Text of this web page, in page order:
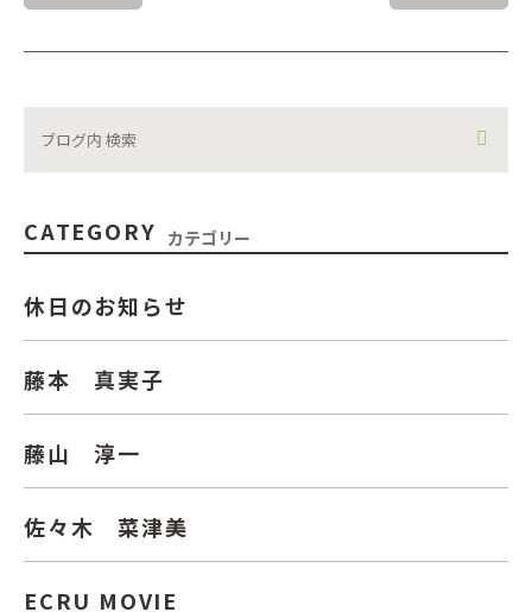
CATEGORY カテゴリー
休日のお知らせ
藤本 真実子
藤山 淳一
佐々木 菜津美
ECRU MOVIE